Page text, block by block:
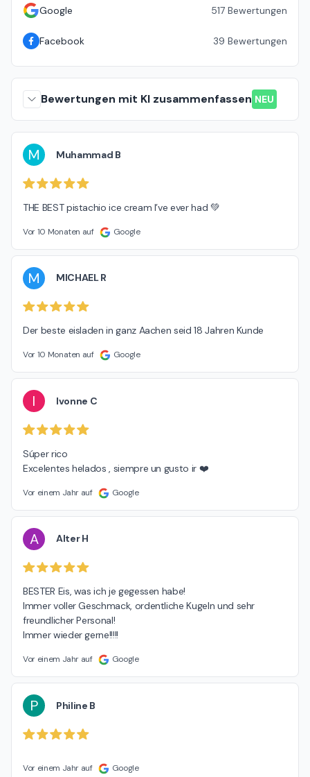
Google 517 Bewertungen
Facebook 39 Bewertungen
Bewertungen mit KI zusammenfassen NEU
M Muhammad B
THE BEST pistachio ice cream I’ve ever had 💚
Vor 10 Monaten auf Google
M MICHAEL R
Der beste eisladen in ganz Aachen seid 18 Jahren Kunde
Vor 10 Monaten auf Google
I Ivonne C
Súper rico
Excelentes helados , siempre un gusto ir ❤️
Vor einem Jahr auf Google
A Alter H
BESTER Eis, was ich je gegessen habe!
Immer voller Geschmack, ordentliche Kugeln und sehr
freundlicher Personal!
Immer wieder gerne!!!!!
Vor einem Jahr auf Google
P Philine B
Vor einem Jahr auf Google